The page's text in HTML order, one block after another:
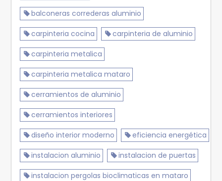
balconeras correderas aluminio
carpinteria cocina carpinteria de aluminio
carpinteria metalica
carpinteria metalica mataro
cerramientos de aluminio
cerramientos interiores
diseño interior moderno eficiencia energética
instalacion aluminio instalacion de puertas
instalacion pergolas bioclimaticas en mataro